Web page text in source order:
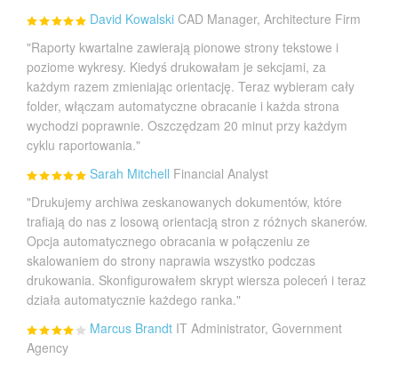
David Kowalski CAD Manager, Architecture Firm
"Raporty kwartalne zawierają pionowe strony tekstowe i
poziome wykresy. Kiedyś drukowałam je sekcjami, za
każdym razem zmieniając orientację. Teraz wybieram cały
folder, włączam automatyczne obracanie i każda strona
wychodzi poprawnie. Oszczędzam 20 minut przy każdym
cyklu raportowania."
Sarah Mitchell Financial Analyst
"Drukujemy archiwa zeskanowanych dokumentów, które
trafiają do nas z losową orientacją stron z różnych skanerów.
Opcja automatycznego obracania w połączeniu ze
skalowaniem do strony naprawia wszystko podczas
drukowania. Skonfigurowałem skrypt wiersza poleceń i teraz
działa automatycznie każdego ranka."
Marcus Brandt IT Administrator, Government
Agency